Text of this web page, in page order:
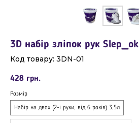
3D набір зліпок рук Slep_ok
Код товару: 3DN-01
428 грн.
Розмір
Набір на двох (2-і руки, від 6 років) 3,5л